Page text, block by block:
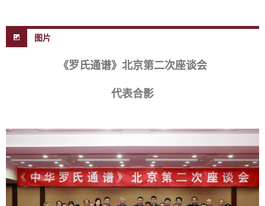
图片
《罗氏通谱》北京第二次座谈会
代表合影